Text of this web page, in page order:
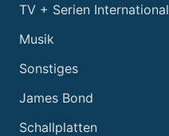
TV + Serien International
Musik
Sonstiges
James Bond
Schallplatten